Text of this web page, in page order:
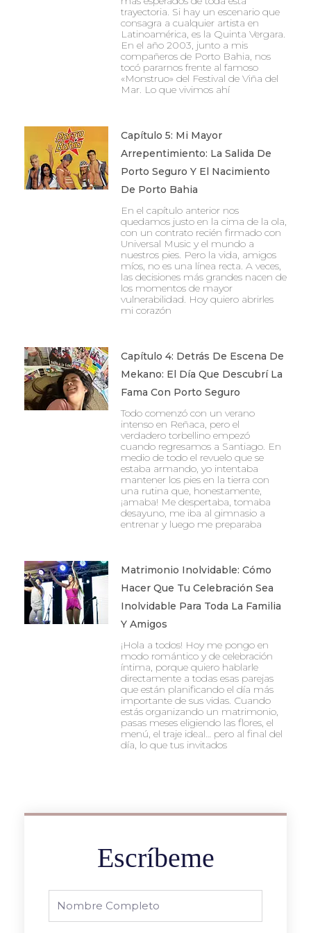
trayectoria. Si hay un escenario que
consagra a cualquier artista en
Latinoamérica, es la Quinta Vergara.
En el año 2003, junto a mis
compañeros de Porto Bahia, nos
tocó pararnos frente al famoso
«Monstruo» del Festival de Viña del
Mar. Lo que vivimos ahí
Capítulo 5: Mi Mayor
Arrepentimiento: La Salida De
Porto Seguro Y El Nacimiento
De Porto Bahia
En el capítulo anterior nos
quedamos justo en la cima de la ola,
con un contrato recién firmado con
Universal Music y el mundo a
nuestros pies. Pero la vida, amigos
míos, no es una línea recta. A veces,
las decisiones más grandes nacen de
los momentos de mayor
vulnerabilidad. Hoy quiero abrirles
mi corazón
Capítulo 4: Detrás De Escena De
Mekano: El Día Que Descubrí La
Fama Con Porto Seguro
Todo comenzó con un verano
intenso en Reñaca, pero el
verdadero torbellino empezó
cuando regresamos a Santiago. En
medio de todo el revuelo que se
estaba armando, yo intentaba
mantener los pies en la tierra con
una rutina que, honestamente,
¡amaba! Me despertaba, tomaba
desayuno, me iba al gimnasio a
entrenar y luego me preparaba
Matrimonio Inolvidable: Cómo
Hacer Que Tu Celebración Sea
Inolvidable Para Toda La Familia
Y Amigos
¡Hola a todos! Hoy me pongo en
modo romántico y de celebración
íntima, porque quiero hablarle
directamente a todas esas parejas
que están planificando el día más
importante de sus vidas. Cuando
estás organizando un matrimonio,
pasas meses eligiendo las flores, el
menú, el traje ideal… pero al final del
día, lo que tus invitados
Escríbeme